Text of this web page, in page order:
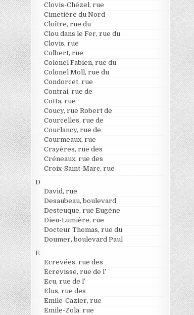
Clovis-Chézel, rue
Cimetière du Nord
Cloître, rue du
Clou dans le Fer, rue du
Clovis, rue
Colbert, rue
Colonel Fabien, rue du
Colonel Moll, rue du
Condorcet, rue
Contrai, rue de
Cotta, rue
Coucy, rue Robert de
Courcelles, rue de
Courlancy, rue de
Courmeaux, rue
Crayères, rue des
Créneaux, rue des
Croix-Saint-Marc, rue
D
David, rue
Desaubeau, boulevard
Desteuque, rue Eugène
Dieu-Lumière, rue
Docteur Thomas, rue du
Doumer, boulevard Paul
E
Ecrevées, rue des
Ecrevisse, rue de l’
Ecu, rue de l’
Elus, rue des
Emile-Cazier, rue
Emile-Zola, rue